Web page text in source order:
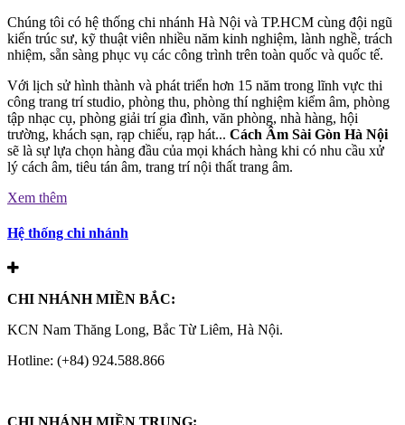
Chúng tôi có hệ thống chi nhánh Hà Nội và TP.HCM cùng đội ngũ
kiến trúc sư, kỹ thuật viên nhiều năm kinh nghiệm, lành nghề, trách
nhiệm, sẵn sàng phục vụ các công trình trên toàn quốc và quốc tế.
Với lịch sử hình thành và phát triển hơn 15 năm trong lĩnh vực thi
công trang trí studio, phòng thu, phòng thí nghiệm kiểm âm, phòng
tập nhạc cụ, phòng giải trí gia đình, văn phòng, nhà hàng, hội
trường, khách sạn, rạp chiếu, rạp hát... Cách Âm Sài Gòn Hà Nội
sẽ là sự lựa chọn hàng đầu của mọi khách hàng khi có nhu cầu xử
lý cách âm, tiêu tán âm, trang trí nội thất trang âm.
Xem thêm
Hệ thống chi nhánh
CHI NHÁNH MIỀN BẮC:
KCN Nam Thăng Long, Bắc Từ Liêm, Hà Nội.
Hotline: (+84) 924.588.866
CHI NHÁNH MIỀN TRUNG: